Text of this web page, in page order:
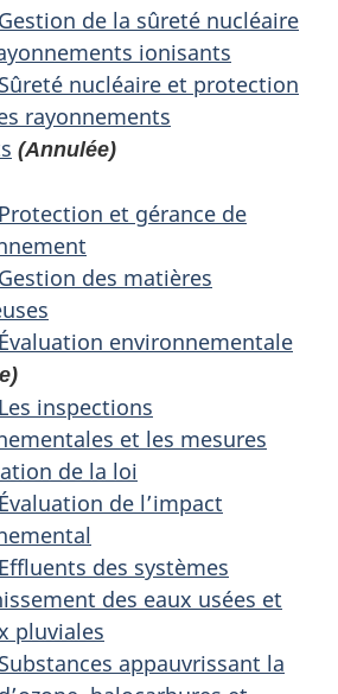
de la sûreté nucléaire
ionisants
nucléaire et protection
rayonnements
(Annulée)
et gérance de
des matières
environnementale
inspections
et les mesures
de la loi
de l’impact
des systèmes
des eaux usées et
pluviales
appauvrissant la